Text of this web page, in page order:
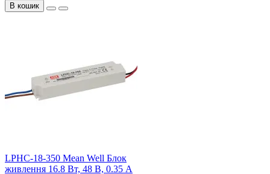
В кошик
LPHC-18-350 Mean Well Блок
живлення 16.8 Вт, 48 В, 0.35 А